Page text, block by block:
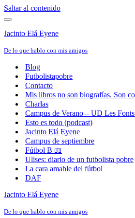
Saltar al contenido
Menú
navegación
Jacinto Elá Eyene
De lo que hablo con mis amigos
Blog
Futbolistapobre
Contacto
Mis libros no son biografías. Son
Charlas
Campus de Verano – UD Les
Esto es todo (podcast)
Jacinto Elá Eyene
Campus de septiembre
Fútbol B 📖
Ulises: diario de un futbolista pobre
La cara amable del fútbol
DAF
Jacinto Elá Eyene
De lo que hablo con mis amigos